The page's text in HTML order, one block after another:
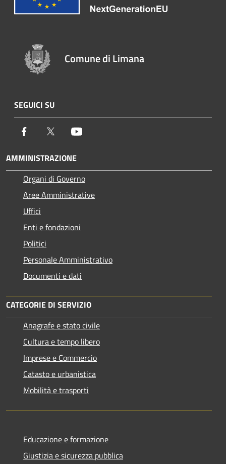
Comune di Limana
SEGUICI SU
Facebook Twitter
AMMINISTRAZIONE
Organi di Governo
Aree Amministrative
Uffici
Enti e fondazioni
Politici
Personale Amministrativo
Documenti e dati
CATEGORIE DI SERVIZIO
Anagrafe e stato civile
Cultura e tempo libero
Imprese e Commercio
Catasto e urbanistica
Mobilità e trasporti
Educazione e formazione
Giustizia e sicurezza pubblica